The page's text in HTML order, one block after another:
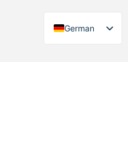
German